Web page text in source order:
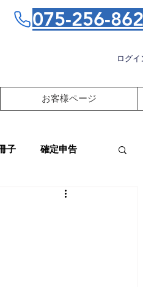
075-256-
ログイ
お客様ページ
子 確定申告